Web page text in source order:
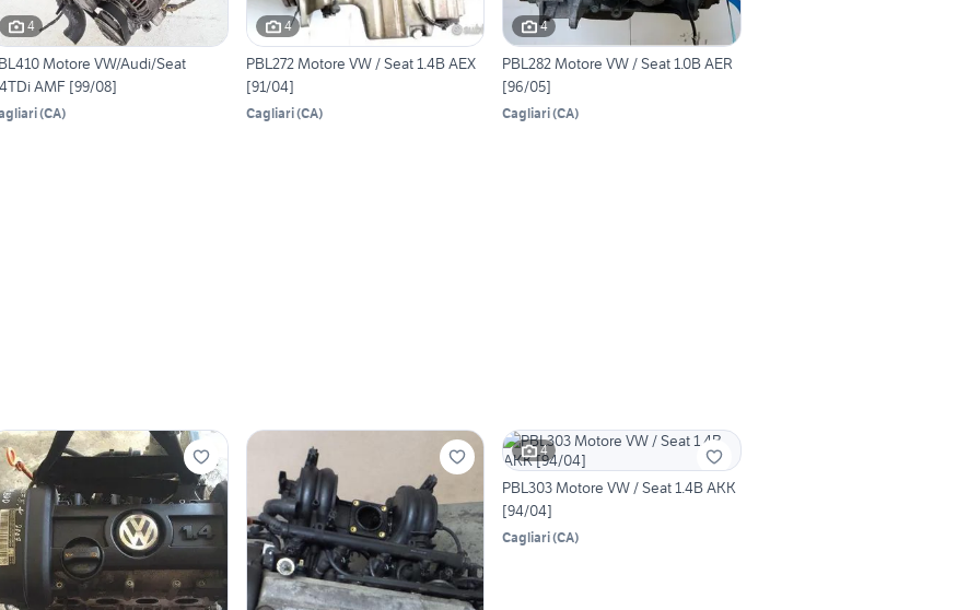
4
Motore VW/Audi/Seat
AMF [99/08]
(CA)
4
PBL272 Motore VW / Seat 1.4B AEX
[91/04]
Cagliari(CA)
4
PBL282 Motore VW / Seat 1.0B AER
[96/05]
Cagliari(CA)
4
PBL303 Motore VW / Seat 1.4B AKK
[94/04]
Cagliari(CA)